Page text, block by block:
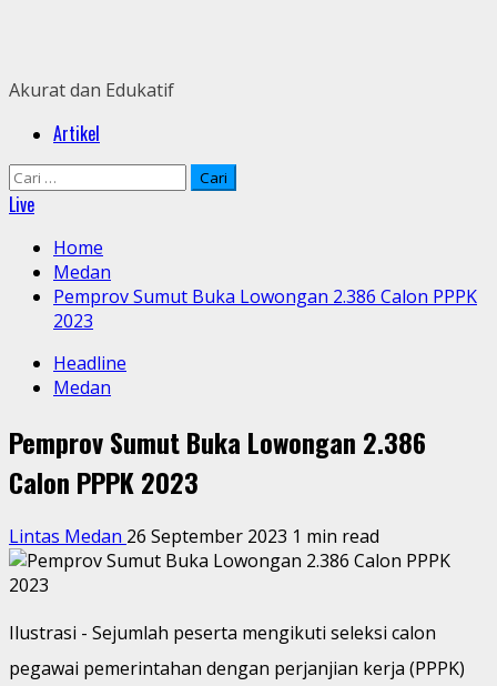
Akurat dan Edukatif
PrimaryArtikel
Cari
untuk:
Live
Home
Medan
Pemprov Sumut Buka Lowongan 2.386 Calon PPPK
2023
Headline
Medan
Pemprov Sumut Buka Lowongan 2.386
Calon PPPK 2023
Lintas Medan 26 September 2023 1 min read
Ilustrasi - Sejumlah peserta mengikuti seleksi calon
pegawai pemerintahan dengan perjanjian kerja (PPPK)